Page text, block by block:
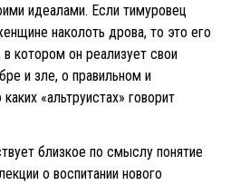
идеалами. Если тимуровец
наколоть дрова, то это его
котором он реализует свои
и зле, о правильном и
«альтруистах» говорит
близкое по смыслу понятие
о воспитании нового